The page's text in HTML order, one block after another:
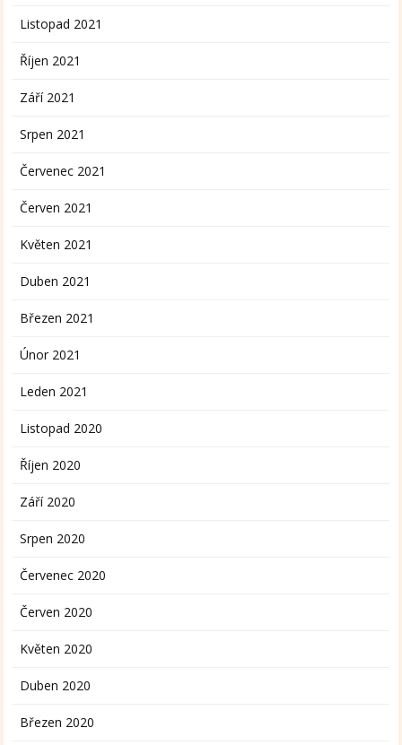
Listopad 2021
Říjen 2021
Září 2021
Srpen 2021
Červenec 2021
Červen 2021
Květen 2021
Duben 2021
Březen 2021
Únor 2021
Leden 2021
Listopad 2020
Říjen 2020
Září 2020
Srpen 2020
Červenec 2020
Červen 2020
Květen 2020
Duben 2020
Březen 2020